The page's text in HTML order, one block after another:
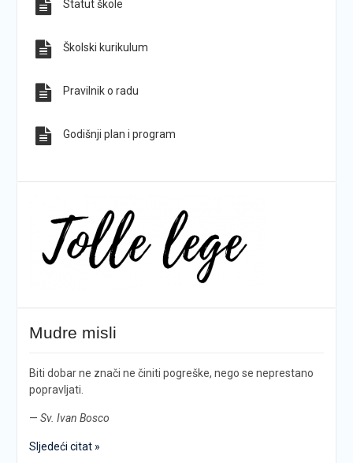
Statut škole
Školski kurikulum
Pravilnik o radu
Godišnji plan i program
Mudre misli
Biti dobar ne znači ne činiti pogreške, nego se neprestano
popravljati.
— Sv. Ivan Bosco
Sljedeći citat »